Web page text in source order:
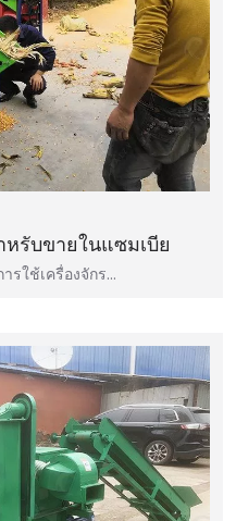
รับขายในแซมเบีย
รใช้เครื่องจักร…